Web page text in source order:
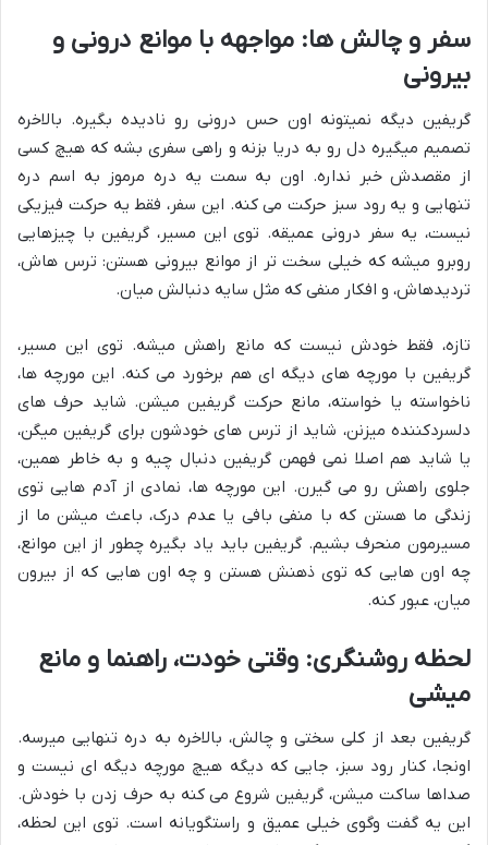
سفر و چالش ها: مواجهه با موانع درونی و
بیرونی
گریفین دیگه نمیتونه اون حس درونی رو نادیده بگیره. بالاخره
تصمیم میگیره دل رو به دریا بزنه و راهی سفری بشه که هیچ کسی
از مقصدش خبر نداره. اون به سمت یه دره مرموز به اسم دره
تنهایی و یه رود سبز حرکت می کنه. این سفر، فقط یه حرکت فیزیکی
نیست، یه سفر درونی عمیقه. توی این مسیر، گریفین با چیزهایی
روبرو میشه که خیلی سخت تر از موانع بیرونی هستن: ترس هاش،
تردیدهاش، و افکار منفی که مثل سایه دنبالش میان.
تازه، فقط خودش نیست که مانع راهش میشه. توی این مسیر،
گریفین با مورچه های دیگه ای هم برخورد می کنه. این مورچه ها،
ناخواسته یا خواسته، مانع حرکت گریفین میشن. شاید حرف های
دلسردکننده میزنن، شاید از ترس های خودشون برای گریفین میگن،
یا شاید هم اصلا نمی فهمن گریفین دنبال چیه و به خاطر همین،
جلوی راهش رو می گیرن. این مورچه ها، نمادی از آدم هایی توی
زندگی ما هستن که با منفی بافی یا عدم درک، باعث میشن ما از
مسیرمون منحرف بشیم. گریفین باید یاد بگیره چطور از این موانع،
چه اون هایی که توی ذهنش هستن و چه اون هایی که از بیرون
میان، عبور کنه.
لحظه روشنگری: وقتی خودت، راهنما و مانع
میشی
گریفین بعد از کلی سختی و چالش، بالاخره به دره تنهایی میرسه.
اونجا، کنار رود سبز، جایی که دیگه هیچ مورچه دیگه ای نیست و
صداها ساکت میشن، گریفین شروع می کنه به حرف زدن با خودش.
این یه گفت وگوی خیلی عمیق و راستگویانه است. توی این لحظه،